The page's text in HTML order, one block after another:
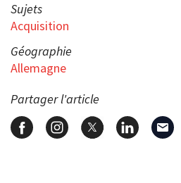
Sujets
Acquisition
Géographie
Allemagne
Partager l'article